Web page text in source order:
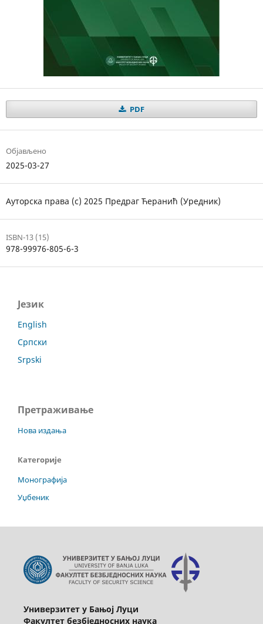
PDF
Објављено
2025-03-27
Ауторска права (c) 2025 Предраг Ћеранић (Уредник)
ISBN-13 (15)
978-99976-805-6-3
Језик
English
Српски
Srpski
Претраживање
Нова издања
Категорије
Монографија
Уџбеник
Универзитет у Бањој Луци
Факултет безбједносних наука